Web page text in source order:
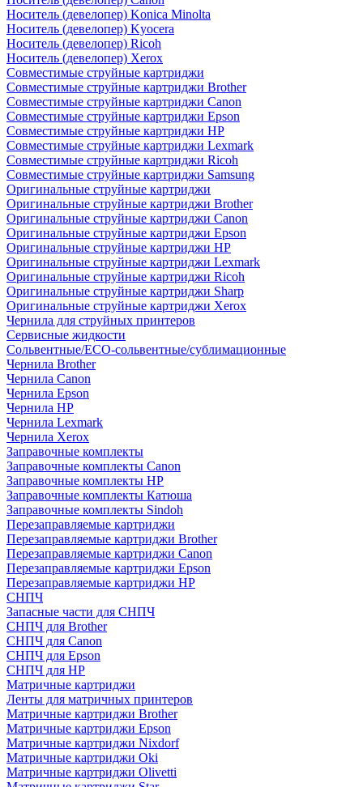
Носитель (девелопер) Konica Minolta
Носитель (девелопер) Kyocera
Носитель (девелопер) Ricoh
Носитель (девелопер) Xerox
Совместимые струйные картриджи
Совместимые струйные картриджи Brother
Совместимые струйные картриджи Canon
Совместимые струйные картриджи Epson
Совместимые струйные картриджи HP
Совместимые струйные картриджи Lexmark
Совместимые струйные картриджи Ricoh
Совместимые струйные картриджи Samsung
Оригинальные струйные картриджи
Оригинальные струйные картриджи Brother
Оригинальные струйные картриджи Canon
Оригинальные струйные картриджи Epson
Оригинальные струйные картриджи HP
Оригинальные струйные картриджи Lexmark
Оригинальные струйные картриджи Ricoh
Оригинальные струйные картриджи Sharp
Оригинальные струйные картриджи Xerox
Чернила для струйных принтеров
Сервисные жидкости
Сольвентные/ECO-сольвентные/сублимационные
Чернила Brother
Чернила Canon
Чернила Epson
Чернила HP
Чернила Lexmark
Чернила Xerox
Заправочные комплекты
Заправочные комплекты Canon
Заправочные комплекты HP
Заправочные комплекты Катюша
Заправочные комплекты Sindoh
Перезаправляемые картриджи
Перезаправляемые картриджи Brother
Перезаправляемые картриджи Canon
Перезаправляемые картриджи Epson
Перезаправляемые картриджи HP
СНПЧ
Запасные части для СНПЧ
СНПЧ для Brother
СНПЧ для Canon
СНПЧ для Epson
СНПЧ для HP
Матричные картриджи
Ленты для матричных принтеров
Матричные картриджи Brother
Матричные картриджи Epson
Матричные картриджи Nixdorf
Матричные картриджи Oki
Матричные картриджи Olivetti